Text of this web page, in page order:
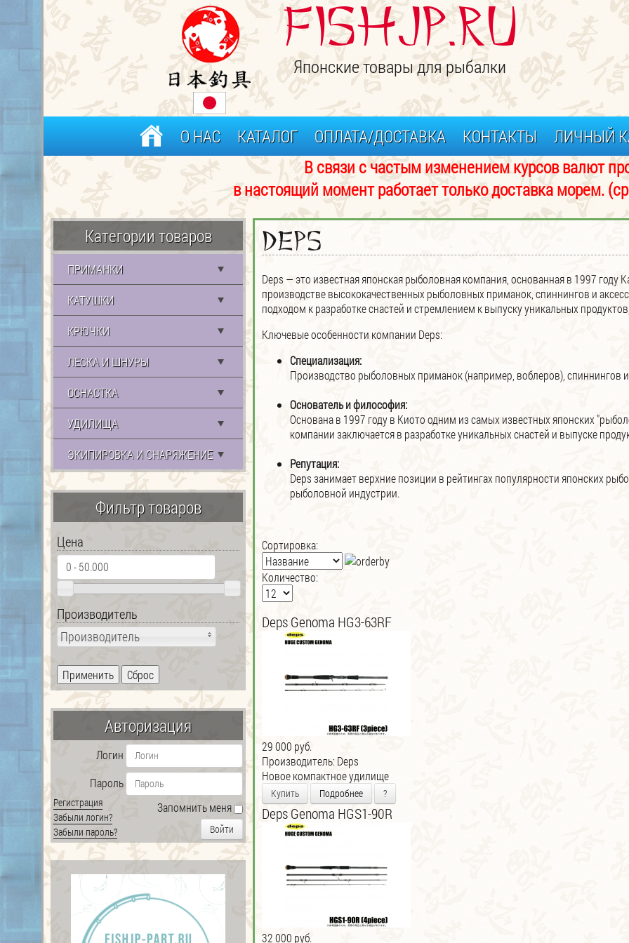
FISHJP.ru
Японские товары для рыбалки
О НАС КАТАЛОГ ОПЛАТА/ДОСТАВКА КОНТАКТЫ
ЛИЧНЫЙ
В связи с частым изменением курсов валют просьба
в настоящий момент работает только доставка морем.
Категории товаров
ПРИМАНКИ
КАТУШКИ
КРЮЧКИ
ЛЕСКА И ШНУРЫ
ОСНАСТКА
УДИЛИЩА
ЭКИПИРОВКА И СНАРЯЖЕНИЕ
Фильтр товаров
Цена
Производитель
Производитель
Авторизация
Логин
Пароль
Запомнить меня
Войти
Регистрация
Забыли логин?
Забыли пароль?
Deps
Deps — это известная японская рыболовная компания, основанная в 1997
производстве высококачественных рыболовных приманок, спиннингов и
подходом к разработке снастей и стремлением к выпуску уникальных
Ключевые особенности компании Deps:
Специализация:
Производство рыболовных приманок (например, воблеров), спиннингов и
Основатель и философия:
Основана в 1997 году в Киото одним из самых известных японских
компании заключается в разработке уникальных снастей и выпуске
Репутация:
Deps занимает верхние позиции в рейтингах популярности японских
рыболовной индустрии.
Сортировка:
Количество:
Deps Genoma HG3-63RF
29 000 руб.
Производитель:Deps
Новое компактное удилище
Купить Подробнее ?
Deps Genoma HGS1-90R
32 000 руб.